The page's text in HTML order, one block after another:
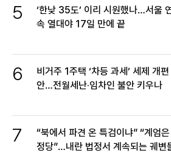
5
‘한낮 35도’ 이리 시원했나…서울
속 열대야 17일 만에 끝
6
비거주 1주택 ‘차등 과세’ 세제 개편
안…전월세난·임차인 불안 키우나
7
“북에서 파견 온 특검이냐” “계엄은
정당”…내란 법정서 계속되는 궤변